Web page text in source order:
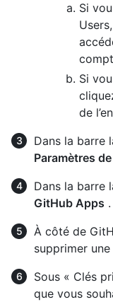
Si
Si
de
Dans la barre
Paramètres
Dans la barre
GitHub Apps .
À côté de
supprimer
Sous « Clés
que vous